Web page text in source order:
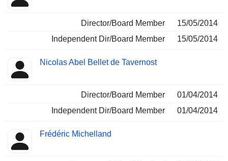
Director/Board Member
15/05/2014
Independent Dir/Board Member
15/05/2014
Nicolas Abel Bellet de Tavernost
Director/Board Member
01/04/2014
Independent Dir/Board Member
01/04/2014
Frédéric Michelland